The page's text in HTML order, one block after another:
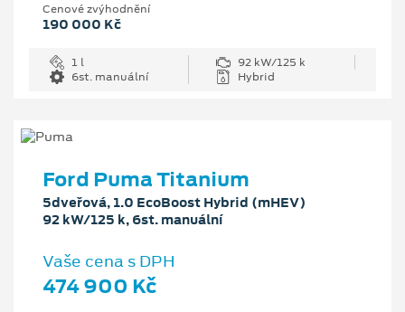
Cenové zvýhodnění
190 000 Kč
1 l
92 kW/125 k
6st. manuální
Hybrid
Ford Puma Titanium
5dveřová, 1.0 EcoBoost Hybrid (mHEV)
92 kW/125 k, 6st. manuální
Vaše cena s DPH
474 900 Kč